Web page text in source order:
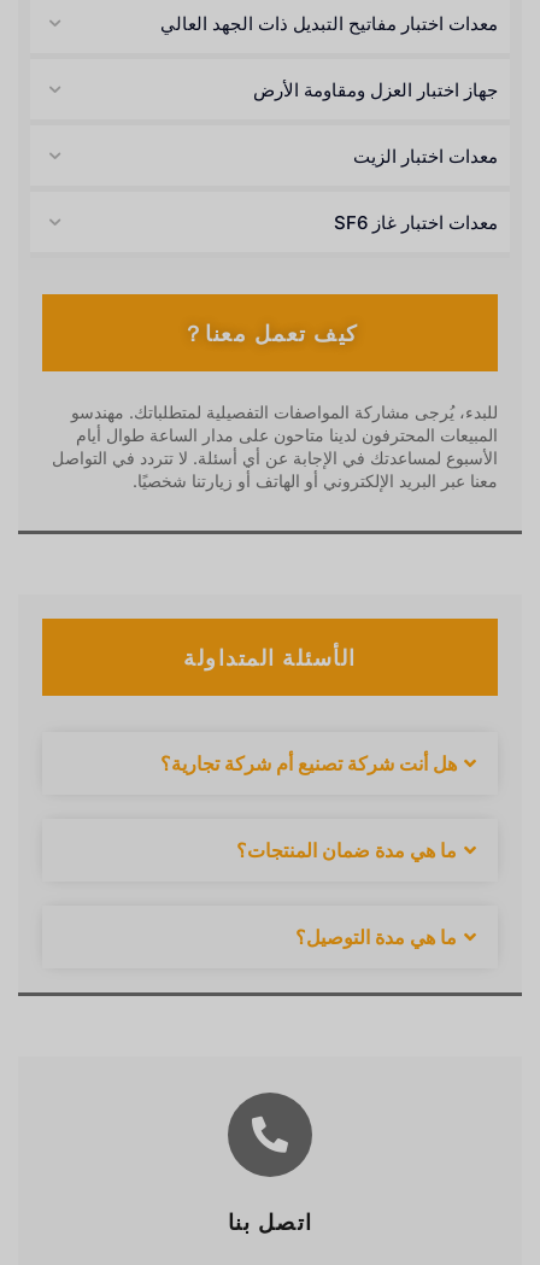
معدات اختبار مفاتيح التبديل ذات الجهد العالي
جهاز اختبار العزل ومقاومة الأرض
معدات اختبار الزيت
معدات اختبار غاز SF6
كيف تعمل معنا？
للبدء، يُرجى مشاركة المواصفات التفصيلية لمتطلباتك. مهندسو
المبيعات المحترفون لدينا متاحون على مدار الساعة طوال أيام
الأسبوع لمساعدتك في الإجابة عن أي أسئلة. لا تتردد في التواصل
معنا عبر البريد الإلكتروني أو الهاتف أو زيارتنا شخصيًا.
الأسئلة المتداولة
هل أنت شركة تصنيع أم شركة تجارية؟
ما هي مدة ضمان المنتجات؟
ما هي مدة التوصيل؟
اتصل بنا